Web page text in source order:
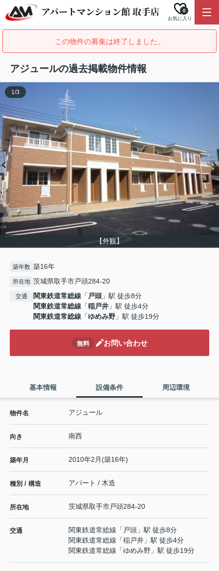
お気に入り
0
この物件の募集は終了しました。
アジュールの過去掲載物件情報
【外観】
1/3
築年数 築16年
所在地 茨城県取手市戸頭284-20
交通 関東鉄道常総線 「 戸頭 」駅 徒歩8分
関東鉄道常総線 「稲戸井 」駅 徒歩4分
関東鉄道常総線 「ゆめみ野 」駅 徒歩19分
無料 お問い合わせ
基本情報 設備条件 周辺環境
物件名 アジュール
向き 南西
築年月 2010年2月(築16年)
種別 / 構造 アパート / 木造
所在地 茨城県取手市戸頭284-20
交通 関東鉄道常総線 「 戸頭 」駅 徒歩8分
関東鉄道常総線 「稲戸井 」駅 徒歩4分
関東鉄道常総線 「ゆめみ野 」駅 徒歩19分